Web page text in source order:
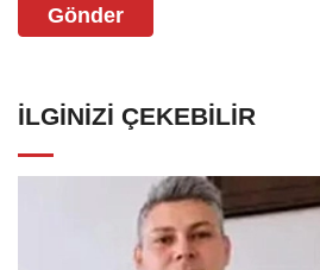
Gönder
İLGINIZI ÇEKEBILIR